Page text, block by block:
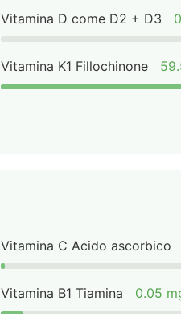
Vitamina D come D2 + D3
Vitamina K1 Fillochinone
Vitamina C Acido ascorbico
Vitamina B1 Tiamina 0.05